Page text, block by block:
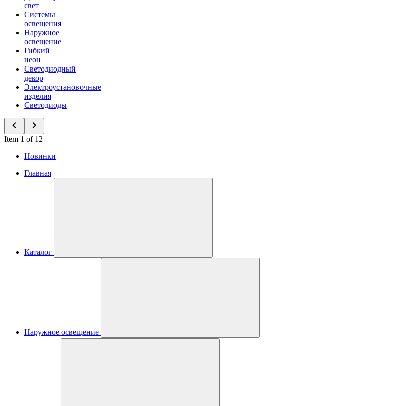
свет
Системы
освещения
Наружное
освещение
Гибкий
неон
Светодиодный
декор
Электроустановочные
изделия
Светодиоды
Item 1 of 12
Новинки
Главная
Каталог
Наружное освещение